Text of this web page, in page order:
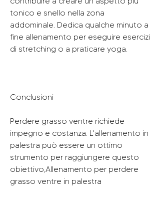
tonico e snello nella zona
addominale. Dedica qualche minuto a
fine allenamento per eseguire esercizi
di stretching o a praticare yoga.
Conclusioni
Perdere grasso ventre richiede
impegno e costanza. L'allenamento in
palestra può essere un ottimo
strumento per raggiungere questo
obiettivo,Allenamento per perdere
grasso ventre in palestra